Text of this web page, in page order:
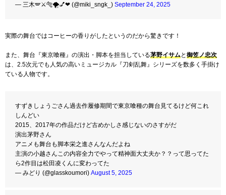
— 三木🪽⚔🐅🌪️💅❤︎ (@miki_sngk_) September 24, 2025
実際の舞台ではコーヒーの香りがしたというのだから驚きです！
また、舞台『東京喰種』の演出・脚本を担当している茅野イサム と御笠ノ忠次
は、2.5次元でも人気の高いミュージカル『刀剣乱舞』シリーズを数多く手掛け
ている人物です。
すずきしょうごさん過去作履修期間で東京喰種の舞台見てるけど何これ
しんどい
2015、2017年の作品だけど古めかしさ感じないのさすがだ
演出茅野さん
アニメも舞台も脚本栄之進さんなんだよね
主演の小越さんこの内容全力でやって精神面大丈夫か？？って思ってた
ら2作目は松田凌くんに変わってた
— みどり (@glasskoumori) August 5, 2025